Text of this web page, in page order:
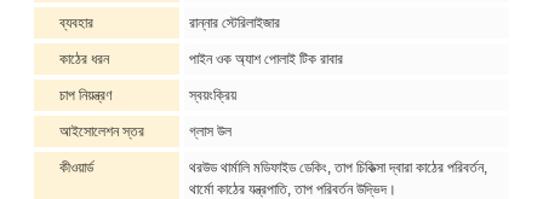
ব্যবহার রান্নার স্টেরিলাইজার
কাঠের ধরন পাইন ওক অ্যাশ পোলাই টিক রাবার
চাপ নিয়ন্ত্রণ স্বয়ংক্রিয়
আইসোলেশন স্তর গ্লাস উল
কীওয়ার্ড
থরউড থার্মালি মডিফাইড ডেকিং, তাপ চিকিত্সা দ্বারা কাঠের পরিবর্তন,
থার্মো কাঠের যন্ত্রপাতি, তাপ পরিবর্তন উদ্ভিদ।